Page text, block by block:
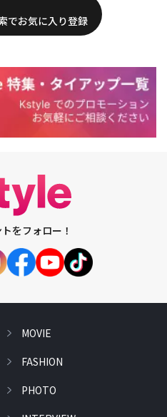
でお気に入り登録
をフォロー！
MOVIE
FASHION
PHOTO